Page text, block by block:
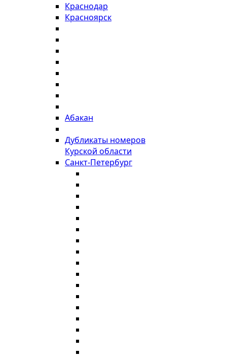
Краснодар
Красноярск
Абакан
Дубликаты номеров
Курской области
Санкт-Петербург